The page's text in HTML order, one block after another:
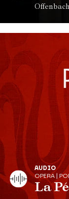
AUDIO
OPERA |
La